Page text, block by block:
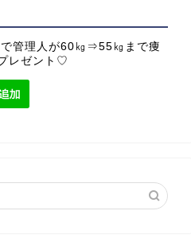
で管理人が60㎏⇒55㎏まで痩
レゼント♡